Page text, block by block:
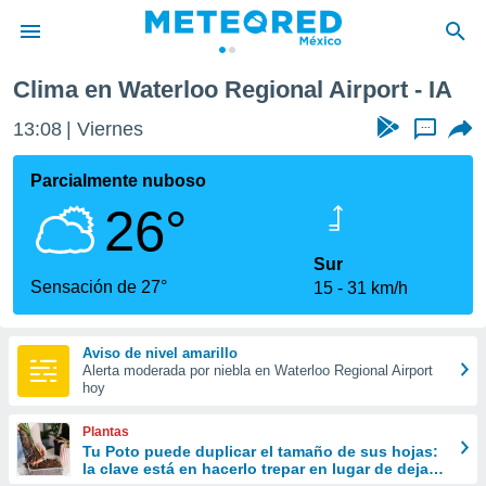
de
ha sido
que se
calidad.
a este
las
y
forma
digital
basada
Clima en Waterloo Regional Airport - IA
13:08 Viernes ...
Parcialmente nuboso
26°
Sensación de 27°
Sur
15
31 km/h
Aviso de nivel amarillo
Alerta moderada por niebla en Waterloo Regional Airport
hoy
Plantas
Tu Poto puede duplicar el tamaño de sus hojas:
la clave está en hacerlo trepar en lugar de dejarlo